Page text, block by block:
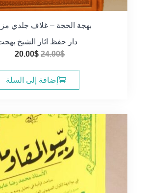
بهجة الحجة – غلاف جلدي
دار حفظ اثار الشيخ
24.00$
السعر
هو:
24.00$.
20.00$
هو:إضافة إلى السلة